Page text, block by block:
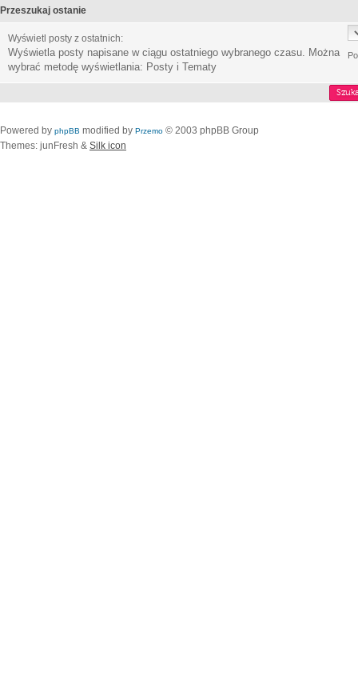
Przeszukaj ostanie
Wyświetl posty z ostatnich:
Wyświetla posty napisane w ciągu ostatniego wybranego czasu. Można
wybrać metodę wyświetlania: Posty i Tematy
Powered by phpBB modified by Przemo © 2003 phpBB Group
Themes: junFresh & Silk icon